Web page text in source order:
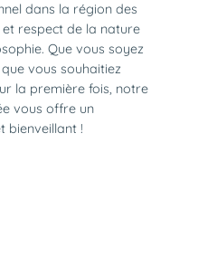
dans la région des
respect de la nature
Que vous soyez
vous souhaitiez
la première fois, notre
vous offre un
bienveillant !